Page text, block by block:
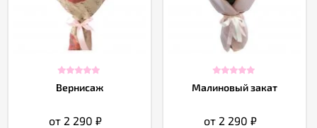
Вернисаж
от 2 290 ₽
Малиновый закат
от 2 290 ₽